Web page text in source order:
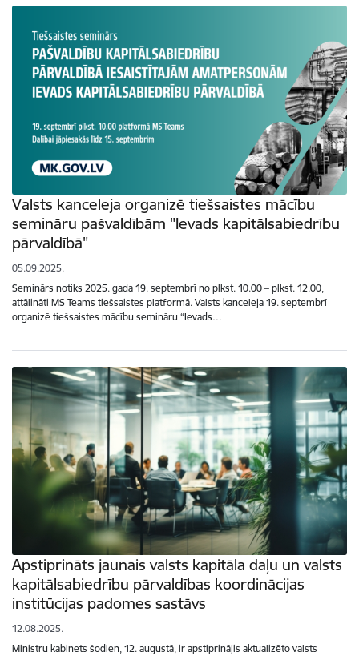
Valsts kanceleja organizē tiešsaistes mācību
semināru pašvaldībām "Ievads kapitālsabiedrību
pārvaldībā"
05.09.2025.
Seminārs notiks 2025. gada 19. septembrī no plkst. 10.00 – plkst. 12.00,
attālināti MS Teams tiešsaistes platformā. Valsts kanceleja 19. septembrī
organizē tiešsaistes mācību semināru “Ievads…
Apstiprināts jaunais valsts kapitāla daļu un valsts
kapitālsabiedrību pārvaldības koordinācijas
institūcijas padomes sastāvs
12.08.2025.
Ministru kabinets šodien, 12. augustā, ir apstiprinājis aktualizēto valsts